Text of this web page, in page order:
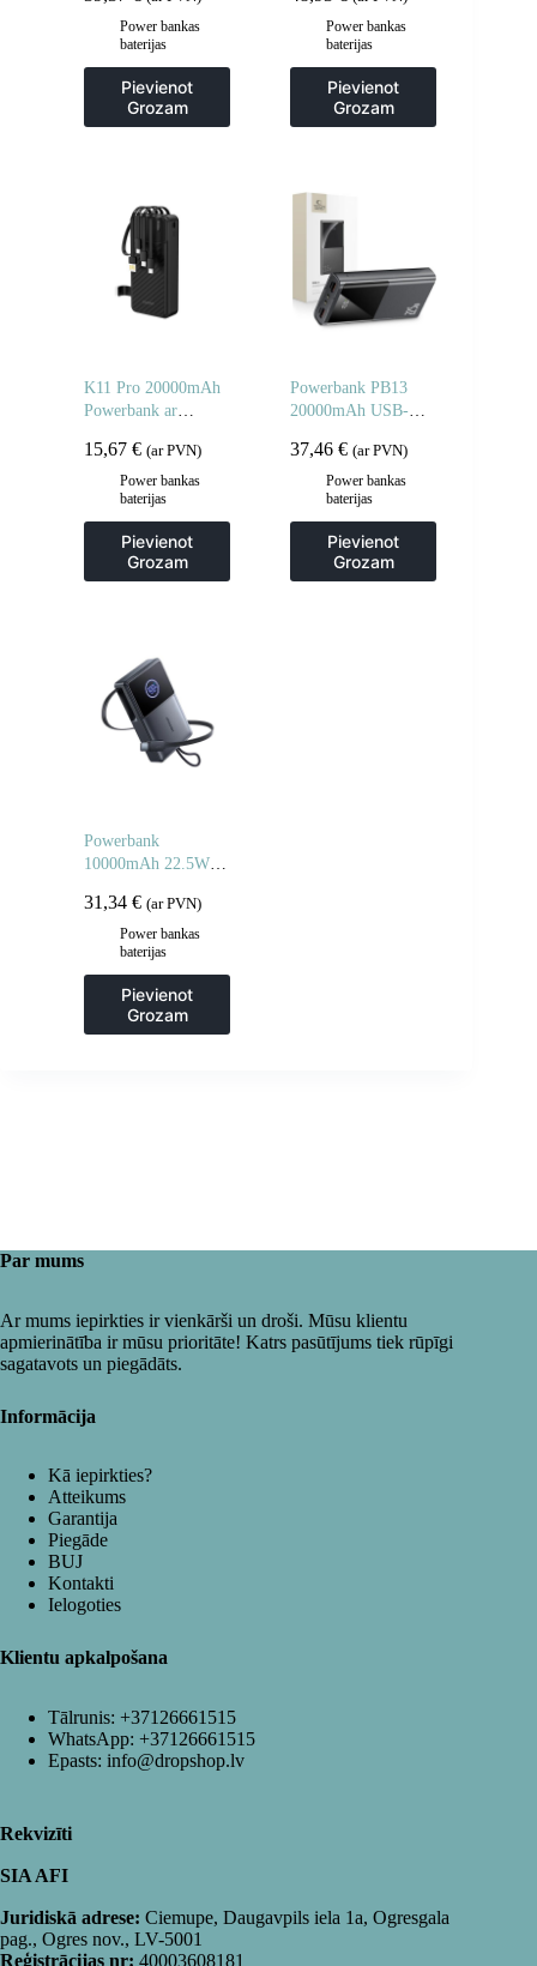
kabeļi – balts
Power bankas
baterijas
Pievienot
Grozam
Power bankas
baterijas
Pievienot
Grozam
K11 Pro 20000mAh
Powerbank ar
melns
15,67 € (ar PVN)
Power bankas
baterijas
Pievienot
Grozam
Powerbank PB13
20000mAh USB-A
Lightning ar USB-C
– USB-A 22.5W
kabeli – pelēks
37,46€ (ar PVN)
Power bankas
baterijas
Pievienot
Grozam
Powerbank
10000mAh 22.5W ar
kabeli – melns
31,34 € (ar PVN)
Power bankas
baterijas
Pievienot
Grozam
Par mums
Ar mums iepirkties ir vienkārši un droši. Mūsu klientu
apmierinātība ir mūsu prioritāte! Katrs pasūtījums tiek rūpīgi
sagatavots un piegādāts.
Informācija
Kā iepirkties?
Atteikums
Garantija
Piegāde
BUJ
Kontakti
Ielogoties
Klientu apkalpošana
Tālrunis: +37126661515
WhatsApp: +37126661515
Epasts: info@dropshop.lv
Rekvizīti
SIA AFI
Juridiskā adrese: Ciemupe, Daugavpils iela 1a, Ogresgala
pag., Ogres nov., LV-5001
Reģistrācijas nr: 40003608181